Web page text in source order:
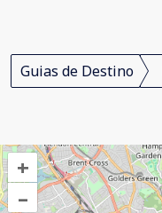
Guias de Destino
+
–